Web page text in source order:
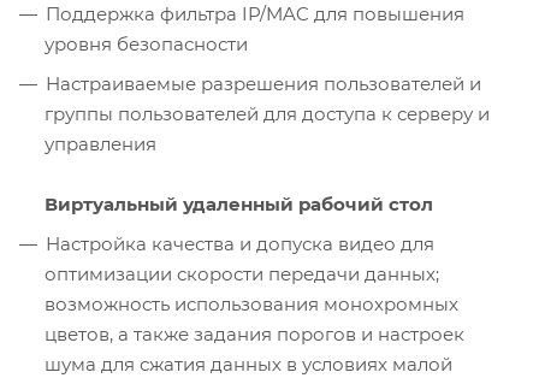
Поддержка фильтра IP/MAC для повышения
уровня безопасности
Настраиваемые разрешения пользователей и
группы пользователей для доступа к серверу и
управления
Виртуальный удаленный рабочий стол
Настройка качества и допуска видео для
оптимизации скорости передачи данных;
возможность использования монохромных
цветов, а также задания порогов и настроек
шума для сжатия данных в условиях малой